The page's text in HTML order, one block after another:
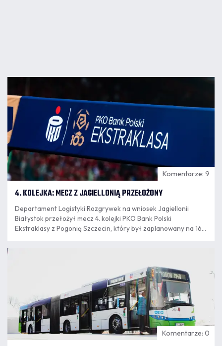
14:03
Komentarze: 9
4. KOLEJKA: MECZ Z JAGIELLONIĄ PRZEŁOŻONY
Departament Logistyki Rozgrywek na wniosek Jagiellonii
Białystok przełożył mecz 4. kolejki PKO Bank Polski
Ekstraklasy z Pogonią Szczecin, który był zaplanowany na 16
Komentarze: 0